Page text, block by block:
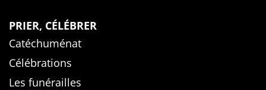
PRIER, CÉLÉBRER
Catéchuménat
Célébrations
Les funérailles